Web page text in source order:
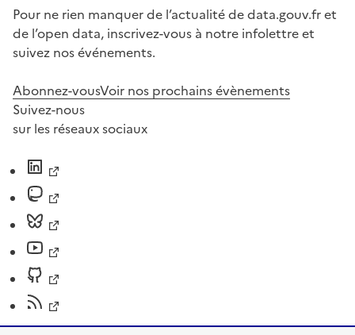
Pour ne rien manquer de l’actualité de data.gouv.fr et
de l’open data, inscrivez-vous à notre infolettre et
suivez nos événements.
Abonnez-vousVoir nos prochains évènements
Suivez-nous
sur les réseaux sociaux